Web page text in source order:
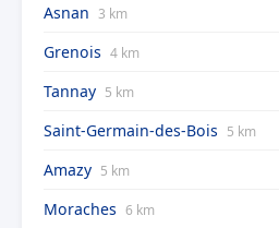
Asnan 3 km
Grenois 4 km
Tannay 5 km
Saint-Germain-des-Bois 5 km
Amazy 5 km
Moraches 6 km